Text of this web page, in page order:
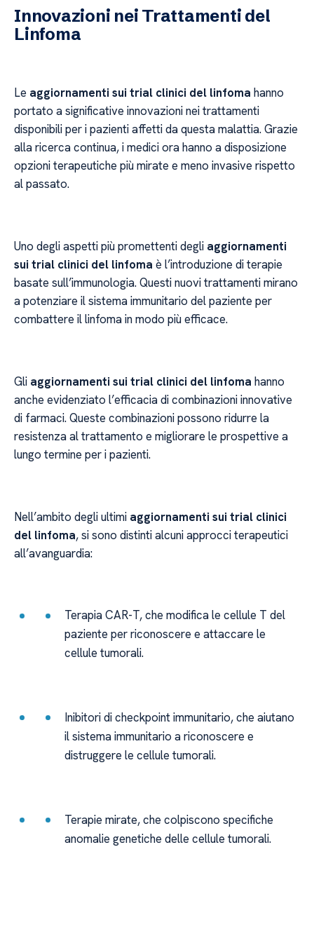
Innovazioni nei Trattamenti del
Linfoma
Le aggiornamenti sui trial clinici del linfoma hanno
portato a significative innovazioni nei trattamenti
disponibili per i pazienti affetti da questa malattia. Grazie
alla ricerca continua, i medici ora hanno a disposizione
opzioni terapeutiche più mirate e meno invasive rispetto
al passato.
Uno degli aspetti più promettenti degli aggiornamenti
sui trial clinici del linfoma è l’introduzione di terapie
basate sull’immunologia. Questi nuovi trattamenti mirano
a potenziare il sistema immunitario del paziente per
combattere il linfoma in modo più efficace.
Gli aggiornamenti sui trial clinici del linfoma hanno
anche evidenziato l’efficacia di combinazioni innovative
di farmaci. Queste combinazioni possono ridurre la
resistenza al trattamento e migliorare le prospettive a
lungo termine per i pazienti.
Nell’ambito degli ultimi aggiornamenti sui trial clinici
del linfoma, si sono distinti alcuni approcci terapeutici
all’avanguardia:
Terapia CAR-T, che modifica le cellule T del
paziente per riconoscere e attaccare le
cellule tumorali.
Inibitori di checkpoint immunitario, che aiutano
il sistema immunitario a riconoscere e
distruggere le cellule tumorali.
Terapie mirate, che colpiscono specifiche
anomalie genetiche delle cellule tumorali.